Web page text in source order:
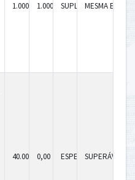
1.000,001.000,00SUPLEMENTAR
MESMA
40.000,000,00 ESPECIALSUPERÁVIT